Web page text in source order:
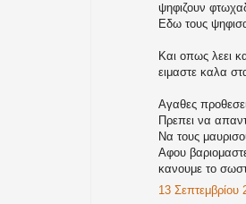
ψηφιζουν
Εδω τους
Και οπως λεει
ειμαστε καλα
Αγαθες
Πρεπει να
Να τους
Αφου
κανουμε το
13 Σεπτεμβρίου